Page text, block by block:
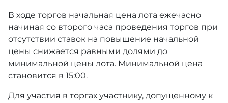
В ходе торгов начальная цена лота ежечасно
начиная со второго часа проведения торгов при
отсутствии ставок на повышение начальной
цены снижается равными долями до
минимальной цены лота. Минимальной цена
становится в 15:00.
Для участия в торгах участнику, допущенному к